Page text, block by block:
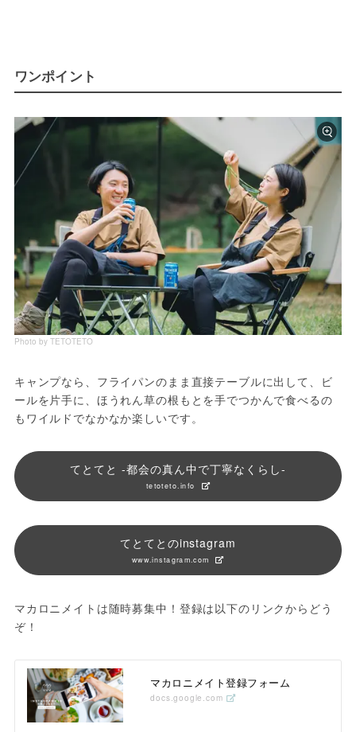
ワンポイント
Photo by TETOTETO
キャンプなら、フライパンのまま直接テーブルに出して、ビ
ールを片手に、ほうれん草の根もとを手でつかんで食べるの
もワイルドでなかなか楽しいです。
てとてと -都会の真ん中で丁寧なくらし-
tetoteto.info
てとてとのinstagram
www.instagram.com
マカロニメイトは随時募集中！登録は以下のリンクからどう
ぞ！
マカロニメイト登録フォーム
docs.google.com